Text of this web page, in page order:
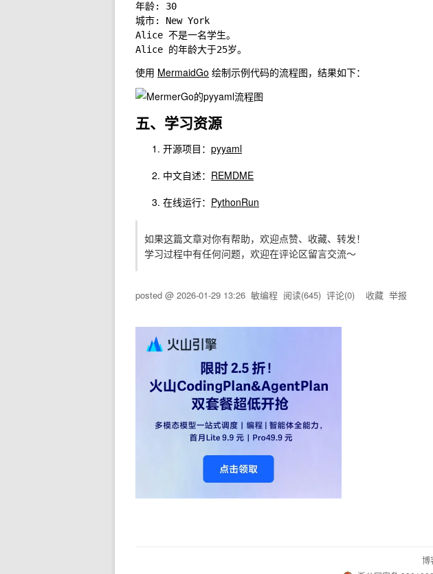
年龄: 30
城市: New York
Alice 不是一名学生。
使用 MermaidGo 绘制示例代码的流程图，结果如下：
五、学习资源
开源项目： pyyaml
中文自述： REMDME
在线运行： PythonRun
如果这篇文章对你有帮助，欢迎点赞、收藏、转发！
学习过程中有任何问题，欢迎在评论区留言交流～
posted @ 2026-01-29 13:26 敏编程 阅读(645) 评论(0) 收藏 举报
博